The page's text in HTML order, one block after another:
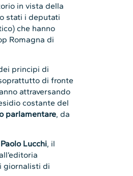
in vista della
stati i deputati
che hanno
Romagna di
principi di
di fronte
attraversando
costante del
parlamentare, da
Paolo Lucchi, il
giornalisti di